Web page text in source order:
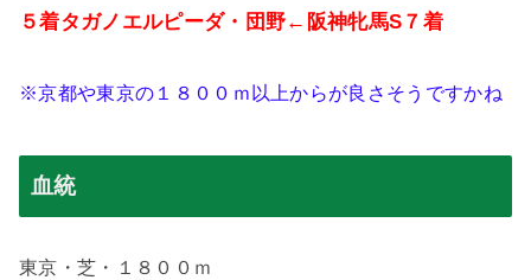
５着タガノエルピーダ・団野←阪神牝馬S ７着
※京都や東京の１８００ｍ以上からが良さそうですかね
血統
東京・芝・１８００ｍ